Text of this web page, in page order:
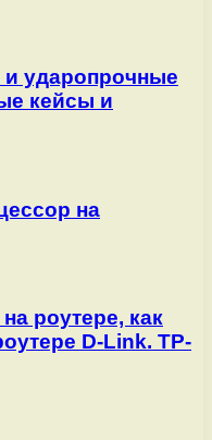
ударопрочные
кейсы и
на
роутере, как
D-Link. TP-